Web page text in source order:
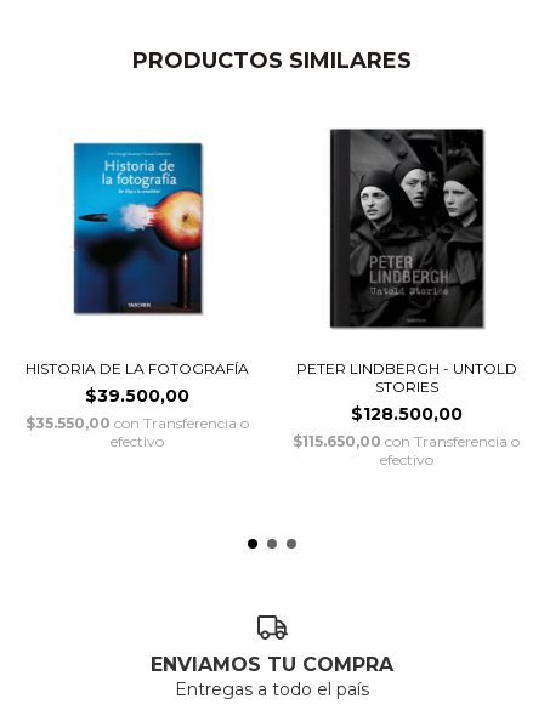
PRODUCTOS SIMILARES
HISTORIA DE LA FOTOGRAFÍA
$39.500,00
$35.550,00con Transferencia o
efectivo
PETER LINDBERGH - UNTOLD
STORIES
$128.500,00
$115.650,00con Transferencia o
efectivo
ENVIAMOS TU COMPRA
Entregas a todo el país